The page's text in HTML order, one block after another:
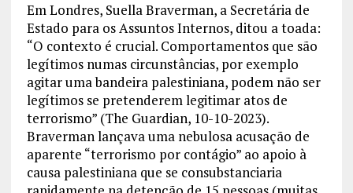
Em Londres, Suella Braverman, a Secretária de
Estado para os Assuntos Internos, ditou a toada:
“O contexto é crucial. Comportamentos que são
legítimos numas circunstâncias, por exemplo
agitar uma bandeira palestiniana, podem não ser
legítimos se pretenderem legitimar atos de
terrorismo” (The Guardian, 10-10-2023).
Braverman lançava uma nebulosa acusação de
aparente “terrorismo por contágio” ao apoio à
causa palestiniana que se consubstanciaria